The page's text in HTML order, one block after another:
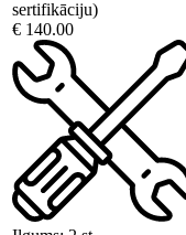
sertifikāciju)
€ 140.00